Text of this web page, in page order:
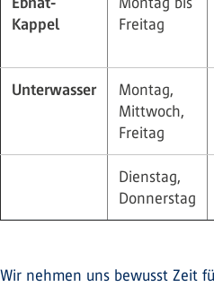
Kappel
Freitag
Unterwasser
Montag,
Mittwoch,
Freitag
Dienstag,
Donnerstag
Wir nehmen uns bewusst Zeit